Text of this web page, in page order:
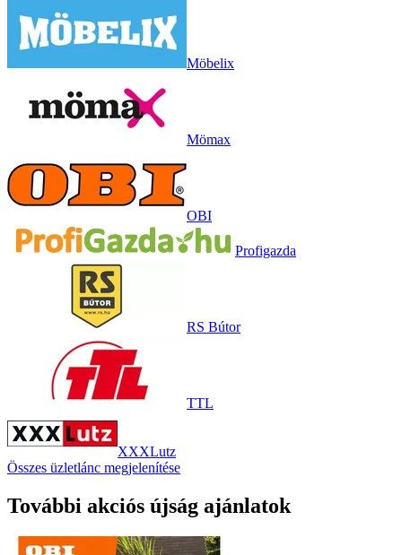
Möbelix
Mömax
OBI
Profigazda
RS Bútor
TTL
XXXLutz
Összes üzletlánc megjelenítése
További akciós újság ajánlatok